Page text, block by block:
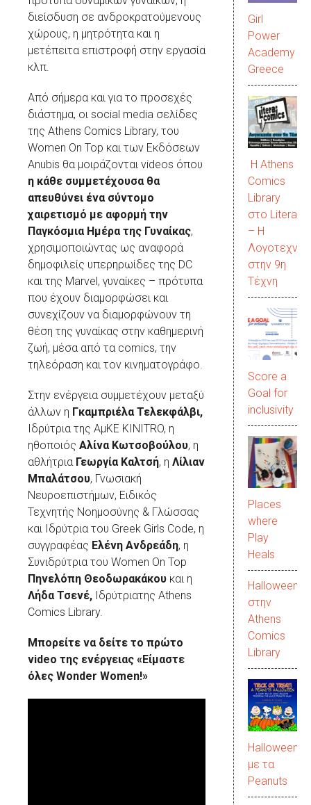
διείσδυση σε ανδροκρατούμενους
χώρους, η μητρότητα και η
μετέπειτα επιστροφή στην εργασία
κλπ.
Από σήμερα και για το προσεχές
διάστημα, οι social media σελίδες
της Athens Comics Library, του
Women On Top και των Εκδόσεων
Anubis θα μοιράζονται videos όπου
η κάθε συμμετέχουσα θα
απευθύνει ένα σύντομο
χαιρετισμό με αφορμή την
Παγκόσμια Ημέρα της Γυναίκας,
χρησιμοποιώντας ως αναφορά
δημοφιλείς υπερηρωίδες της DC
και της Marvel, γυναίκες – πρότυπα
που έχουν διαμορφώσει και
συνεχίζουν να διαμορφώνουν τη
θέση της γυναίκας στην καθημερινή
ζωή, μέσα από τα comics, την
τηλεόραση και τον κινηματογράφο.
Στην ενέργεια συμμετέχουν μεταξύ
άλλων η Γκαμπριέλα Τελεκφάλβι,
Ιδρύτρια της ΑμΚΕ ΚΙNITRO, η
ηθοποιός Αλίνα Κωτσοβούλου, η
αθλήτρια Γεωργία Καλτσή, η Λίλιαν
Μπαλάτσου, Γνωσιακή
Νευροεπιστήμων, Ειδικός
Τεχνητής Νοημοσύνης & Γλώσσας
και Ιδρύτρια του Greek Girls Code, η
συγγραφέας Ελένη Ανδρεάδη, η
Συνιδρύτρια του Women Οn Top
Πηνελόπη Θεοδωρακάκου και η
Λήδα Τσενέ, Ιδρύτριατης Athens
Comics Library.
Μπορείτε να δείτε το πρώτο
video της ενέργειας «Είμαστε
όλες Wonder Women!»
Girl
Power
Academy
Greece
Η Athens
Comics
Library
στο
– Η
Λογοτεχνία
στην 9η
Τέχνη
Score a
Goal for
inclusivity
Places
where
Play
Heals
Halloween
στην
Αthens
Comics
Library
Halloween
με τα
Peanuts